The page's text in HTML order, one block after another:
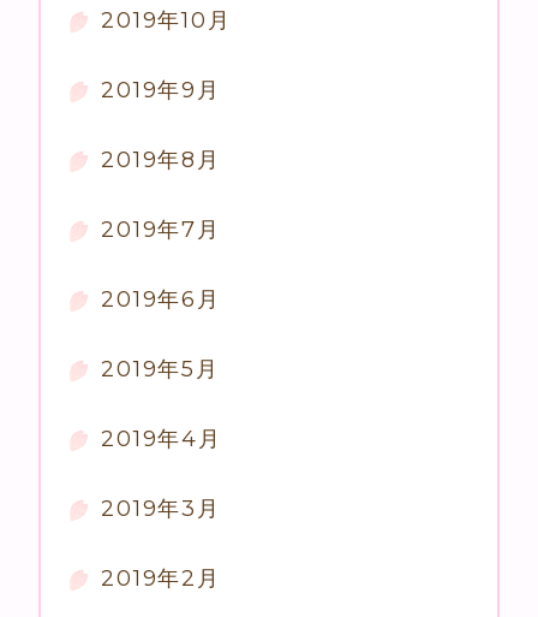
2019年10月
2019年9月
2019年8月
2019年7月
2019年6月
2019年5月
2019年4月
2019年3月
2019年2月